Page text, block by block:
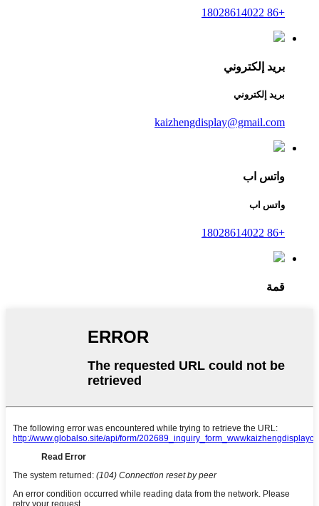
+86 18028614022
بريد إلكتروني
بريد إلكتروني
kaizhengdisplay@gmail.com
واتس اب
واتس اب
+86 18028614022
قمة